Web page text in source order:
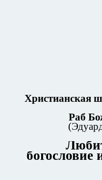
Христианская
Раб
богословие